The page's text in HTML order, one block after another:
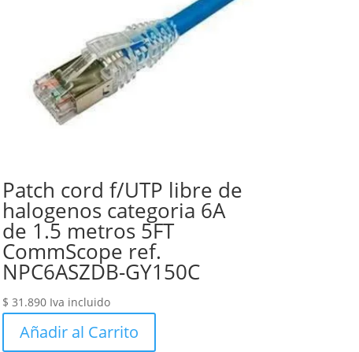
Patch cord f/UTP libre de
halogenos categoria 6A
de 1.5 metros 5FT
CommScope ref.
NPC6ASZDB-GY150C
$ 31.890 Iva incluido
Añadir al Carrito